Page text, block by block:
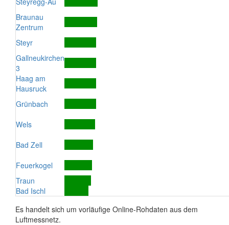
Braunau
Zentrum
Steyr
Gallneukirchen
3
Haag am
Hausruck
Grünbach
Wels
Bad Zell
Feuerkogel
Traun
Bad Ischl
Es handelt sich um vorläufige Online-Rohdaten aus dem
Luftmessnetz.